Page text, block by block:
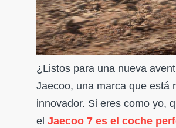
¿Listos para una nueva
Jaecoo, una marca que está
innovador. Si eres como yo,
el Jaecoo 7 es el coche